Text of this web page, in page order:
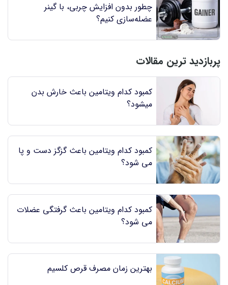
چطور بدون افزایش چربی، با گینر
عضله‌سازی کنیم؟
پربازدید ترین مقالات
کمبود کدام ویتامین باعث خارش بدن
میشود؟
کمبود کدام ویتامین باعث گزگز دست و پا
می شود؟
کمبود کدام ویتامین باعث گرفتگی عضلات
می شود؟
بهترین زمان مصرف قرص کلسیم